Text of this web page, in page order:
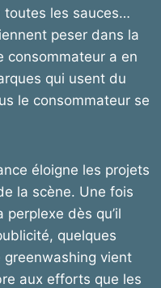
toutes les sauces…
peser dans la
consommateur a en
qui usent du
le consommateur se
éloigne les projets
la scène. Une fois
dès qu’il
quelques
greenwashing vient
aux efforts que les